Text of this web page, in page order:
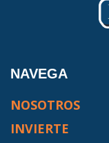
NAVEGA
NOSOTROS
INVIERTE